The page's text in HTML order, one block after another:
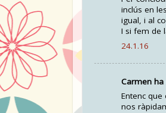
inclús en
igual, i al
I si fem de
24.1.16
Carmen ha
Entenc
nos